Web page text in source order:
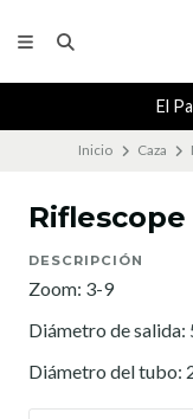
El
Inicio Caza
Riflescope
DESCRIPCIÓN
Zoom: 3-9
Diámetro de salida:
Diámetro del tubo: